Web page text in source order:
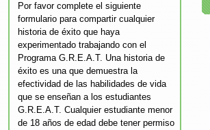
Por favor complete el siguiente
formulario para compartir cualquier
historia de éxito que haya
experimentado trabajando con el
Programa G.R.E.A.T. Una historia de
éxito es una que demuestra la
efectividad de las habilidades de vida
que se enseñan a los estudiantes
G.R.E.A.T. Cualquier estudiante menor
de 18 años de edad debe tener permiso